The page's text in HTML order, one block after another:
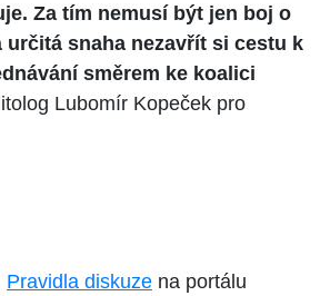
Za tím nemusí být jen boj o
určitá snaha nezavřít si cestu k
směrem ke koalici
Lubomír Kopeček pro
Pravidla diskuze na portálu